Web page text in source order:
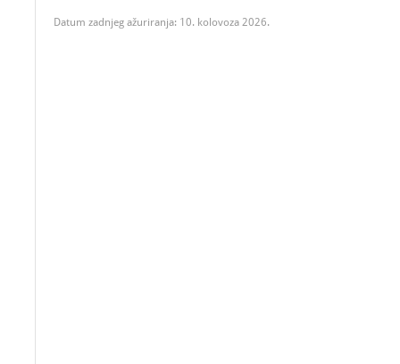
Datum zadnjeg ažuriranja: 10. kolovoza 2026.